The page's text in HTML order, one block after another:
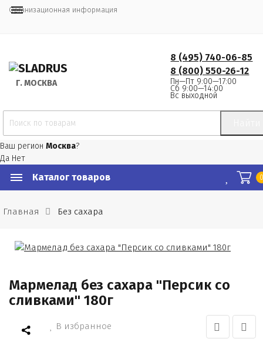
Организационная информация
Г. МОСКВА
8 (495) 740-06-85
8 (800) 550-26-12
Пн—Пт 9:00—17:00
Сб 9:00—14:00
Вс выходной
Ваш регион Москва?
Да Нет
Каталог товаров
Главная Без сахара
Мармелад без сахара "Персик со
сливками" 180г
В избранное